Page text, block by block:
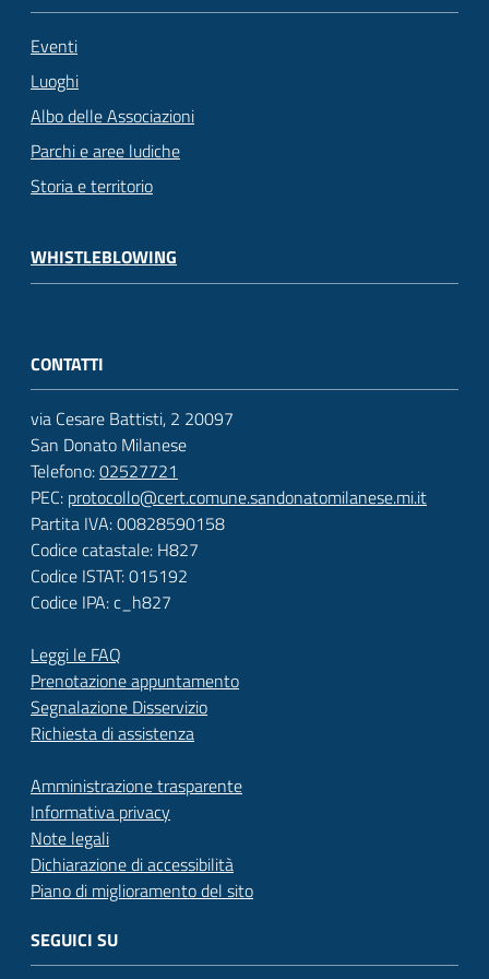
Eventi
Luoghi
Albo delle Associazioni
Parchi e aree ludiche
Storia e territorio
WHISTLEBLOWING
CONTATTI
via Cesare Battisti, 2 20097
San Donato Milanese
Telefono:02527721
PEC: protocollo@cert.comune.sandonatomilanese.mi.it
Partita IVA: 00828590158
Codice catastale: H827
Codice ISTAT: 015192
Codice IPA: c_h827
Leggi le FAQ
Prenotazione appuntamento
Segnalazione Disservizio
Richiesta di assistenza
Amministrazione trasparente
Informativa privacy
Note legali
Dichiarazione di accessibilità
Piano di miglioramento del sito
SEGUICI SU